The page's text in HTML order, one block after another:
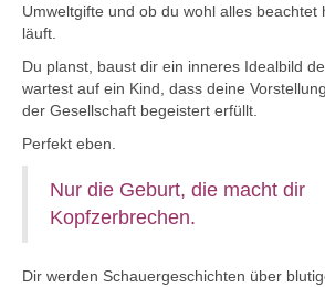
Umweltgifte und ob du wohl alles beachtet
läuft.
Du planst, baust dir ein inneres Idealbild
wartest auf ein Kind, dass deine
der Gesellschaft begeistert erfüllt.
Perfekt eben.
Nur die Geburt, die macht dir
Kopfzerbrechen.
Dir werden Schauergeschichten über